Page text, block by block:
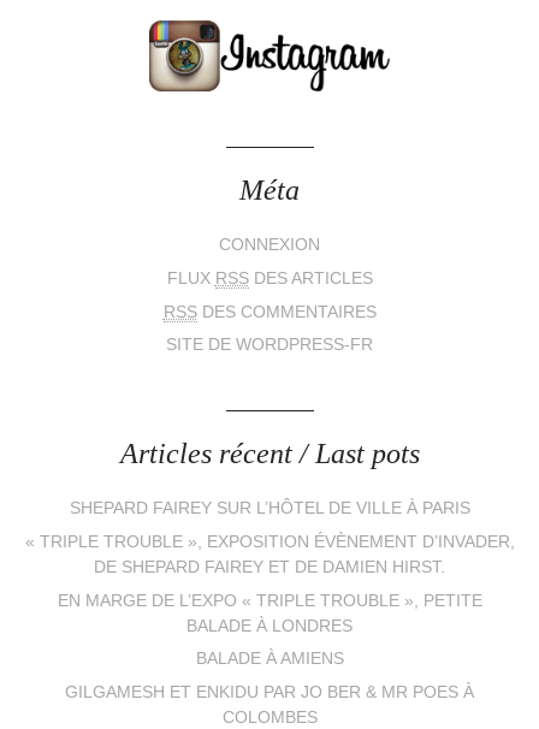
Méta
CONNEXION
FLUX RSSDES ARTICLES
RSSDES COMMENTAIRES
SITE DE WORDPRESS-FR
Articles récent / Last pots
SHEPARD FAIREY SUR L’HÔTEL DE VILLE À PARIS
« TRIPLE TROUBLE », EXPOSITION ÉVÈNEMENT D’INVADER,
DE SHEPARD FAIREY ET DE DAMIEN HIRST.
EN MARGE DE L’EXPO « TRIPLE TROUBLE », PETITE
BALADE À LONDRES
BALADE À AMIENS
GILGAMESH ET ENKIDU PAR JO BER & MR POES À
COLOMBES